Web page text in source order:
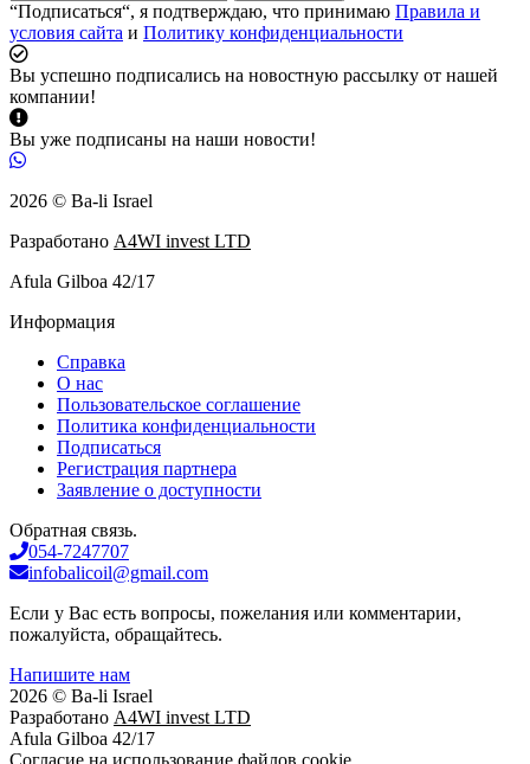
“Подписаться“, я подтверждаю, что принимаю Правила и
условия сайта и Политику конфиденциальности
Вы успешно подписались на новостную рассылку от нашей
компании!
Вы уже подписаны на наши новости!
2026 © Ba-li Israel
Разработано A4WI invest LTD
Afula Gilboa 42/17
Информация
Справка
О нас
Пользовательское соглашение
Политика конфиденциальности
Подписаться
Регистрация партнера
Заявление о доступности
Обратная связь.
054-7247707
infobalicoil@gmail.com
Если у Вас есть вопросы, пожелания или комментарии,
пожалуйста, обращайтесь.
Напишите нам
2026 © Ba-li Israel
Разработано A4WI invest LTD
Afula Gilboa 42/17